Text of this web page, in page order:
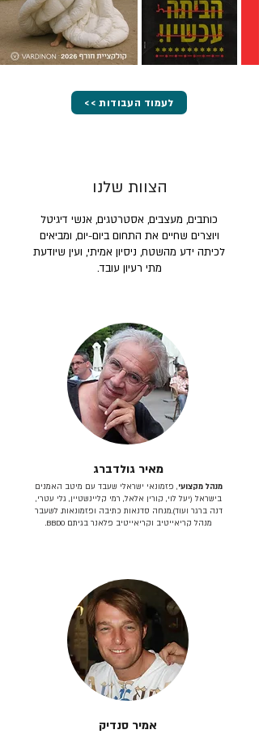
<< לעמוד העבודות
הצוות שלנו
כותבים, מעצבים, אסטרטגים, אנשי דיגיטל
ויוצרים שחיים את התחום ביום-יום, ומביאים
לכיתה ידע מהשטח, ניסיון אמיתי, ועין שיודעת
מתי רעיון עובד.
מאיר גולדברג
מנהל מקצועי, פזמונאי ישראלי שעבד עם מיטב האמנים
בישראל (יעל לוי, קורין אלאל, רמי קליינשטיין, גלי עטרי,
דנה ברגר ועוד).מנחה סדנאות כתיבה ופזמונאות. לשעבר
מנהל קריאייטיב וקריאייטיב פלאנר בגיתם BBDO.
אמיר סנדיק